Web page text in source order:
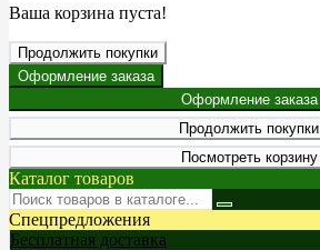
Ваша корзина пуста!
Продолжить покупки
Оформление заказа
Оформление заказа
Продолжить покупки
Посмотреть корзину
Каталог товаров
Спецпредложения
Бесплатная доставка